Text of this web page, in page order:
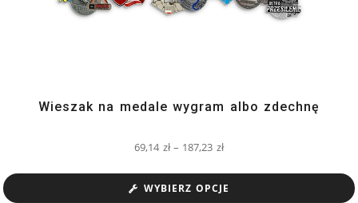
Wieszak na medale wygram albo zdechnę
69,14 zł – 187,23 zł
WYBIERZ OPCJE